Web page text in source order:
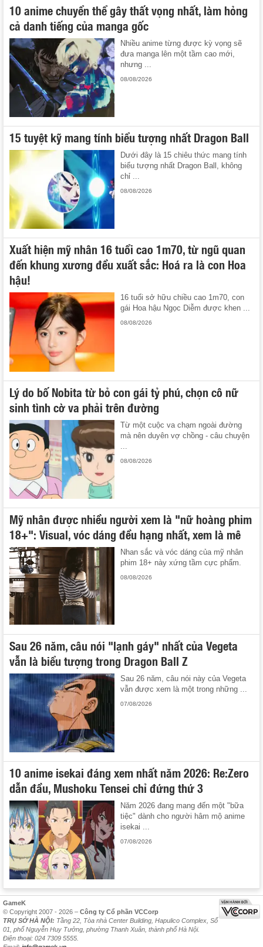
10 anime chuyển thể gây thất vọng nhất, làm hỏng
cả danh tiếng của manga gốc
Nhiều anime từng được kỳ vọng sẽ
đưa manga lên một tầm cao mới,
nhưng ...
08/08/2026
15 tuyệt kỹ mang tính biểu tượng nhất Dragon Ball
Dưới đây là 15 chiêu thức mang tính
biểu tượng nhất Dragon Ball, không
chỉ ...
08/08/2026
Xuất hiện mỹ nhân 16 tuổi cao 1m70, từ ngũ quan
đến khung xương đều xuất sắc: Hoá ra là con Hoa
hậu!
16 tuổi sở hữu chiều cao 1m70, con
gái Hoa hậu Ngọc Diễm được khen ...
08/08/2026
Lý do bố Nobita từ bỏ con gái tỷ phú, chọn cô nữ
sinh tình cờ va phải trên đường
Từ một cuộc va chạm ngoài đường
mà nên duyên vợ chồng - câu chuyện
08/08/2026
Mỹ nhân được nhiều người xem là "nữ hoàng phim
18+": Visual, vóc dáng đều hạng nhất, xem là mê
Nhan sắc và vóc dáng của mỹ nhân
phim 18+ này xứng tầm cực phẩm.
08/08/2026
Sau 26 năm, câu nói "lạnh gáy" nhất của Vegeta
vẫn là biểu tượng trong Dragon Ball Z
Sau 26 năm, câu nói này của Vegeta
vẫn được xem là một trong những ...
07/08/2026
10 anime isekai đáng xem nhất năm 2026: Re:Zero
dẫn đầu, Mushoku Tensei chỉ đứng thứ 3
Năm 2026 đang mang đến một "bữa
tiệc" dành cho người hâm mộ anime
isekai ...
07/08/2026
GameK
© Copyright 2007 - 2026 – Công ty Cổ phần VCCorp
TRỤ SỞ HÀ NỘI: Tầng 22, Tòa nhà Center Building, Hapulico Complex, Số
01, phố Nguyễn Huy Tưởng, phường Thanh Xuân, thành phố Hà Nội.
Điện thoại: 024 7309 5555.